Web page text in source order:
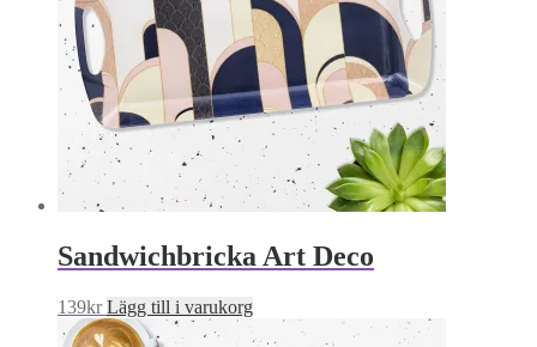
Sandwichbricka Art Deco
139kr Lägg till i varukorg